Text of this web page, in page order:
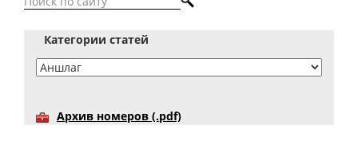
Категории статей
Архив номеров (.pdf)